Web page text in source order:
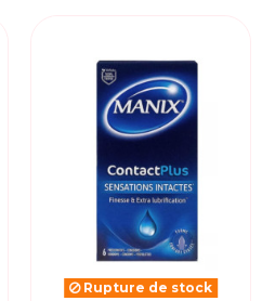
Rupture de stock